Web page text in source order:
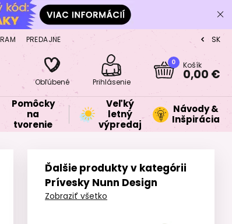
PREDAJNE CZ
SK
Obľúbené Prihlásenie
0 Košík
0,00 €
Pomôcky
na
tvorenie
Veľký
letný
výpredaj
Návody &
Inšpirácia
Ďalšie produkty v kategórii
Prívesky Nunn Design
Zobraziť všetko